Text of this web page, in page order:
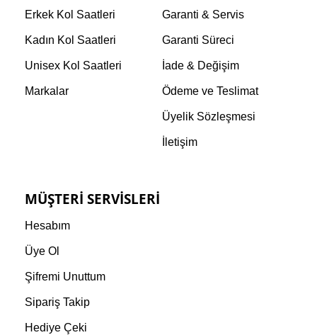
Erkek Kol Saatleri
Kadın Kol Saatleri
Unisex Kol Saatleri
Markalar
Garanti & Servis
Garanti Süreci
İade & Değişim
Ödeme ve Teslimat
Üyelik Sözleşmesi
İletişim
MÜŞTERI SERVISLERI
Hesabım
Üye Ol
Şifremi Unuttum
Sipariş Takip
Hediye Çeki